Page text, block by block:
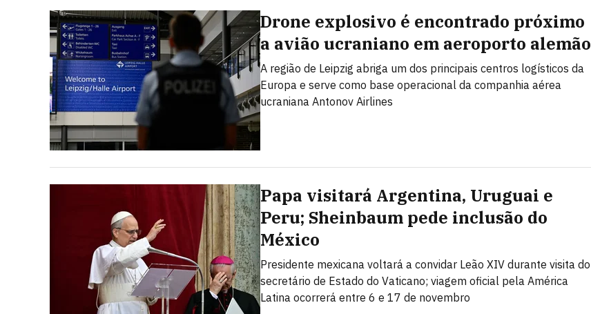
Drone explosivo é encontrado próximo
a avião ucraniano em aeroporto alemão
A região de Leipzig abriga um dos principais centros logísticos da
Europa e serve como base operacional da companhia aérea
ucraniana Antonov Airlines
Papa visitará Argentina, Uruguai e
Peru; Sheinbaum pede inclusão do
México
Presidente mexicana voltará a convidar Leão XIV durante visita do
secretário de Estado do Vaticano; viagem oficial pela América
Latina ocorrerá entre 6 e 17 de novembro